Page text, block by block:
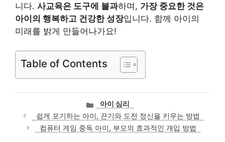
니다. 사교육은 도구에 불과하며, 가장 중요한 것은
아이의 행복하고 건강한 성장입니다. 함께 아이의
미래를 밝게 만들어나가요!
Table of Contents
카
테
고
리
아이 심리
쉽게 포기하는 아이, 끈기와 도전 정신을 키우는 방법
컴퓨터 게임 중독 아이, 부모의 효과적인 개입 방법